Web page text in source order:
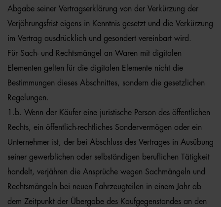
Abgabe seiner Vertragserklärung von der Verkürzung der
Verjährungsfrist eigens in Kenntnis gesetzt und die Verkürzung
im Vertrag ausdrücklich und gesondert vereinbart wird.
Für Sach- und Rechtsmängel an Waren mit digitalen
Elementen gelten für die digitalen Elemente nicht die
Bestimmungen dieses Abschnittes, sondern die gesetzlichen
Regelungen.
1.b. Wenn der Käufer eine juristische Person des öffentlichen
Rechts, ein öffentlich-rechtliches Sondervermögen oder ein
Unternehmer ist, der bei Abschluss des Vertrages in Ausübung
seiner gewerblichen oder selbständigen beruflichen Tätigkeit
handelt, verjähren die Ansprüche wegen Sachmängeln und
Rechtsmängeln bei neuen Fahrzeugteilen in einem Jahr ab
dem Zeitpunkt der Übergabe des Kaufgegenstandes an den